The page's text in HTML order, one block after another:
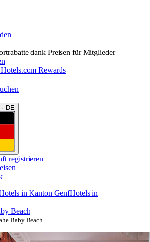
dank Preisen für Mitglieder
Rewards
· DE
registrieren
in Kanton GenfHotels in
Beach
Baby Beach